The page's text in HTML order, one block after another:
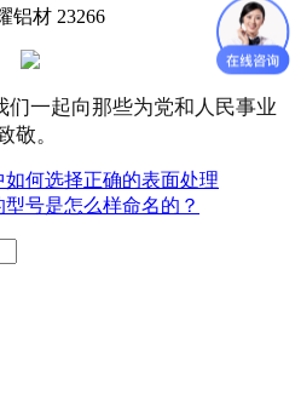
铝材 23266
一起向那些为党和人民事业
敬。
如何选择正确的表面处理
号是怎么样命名的？